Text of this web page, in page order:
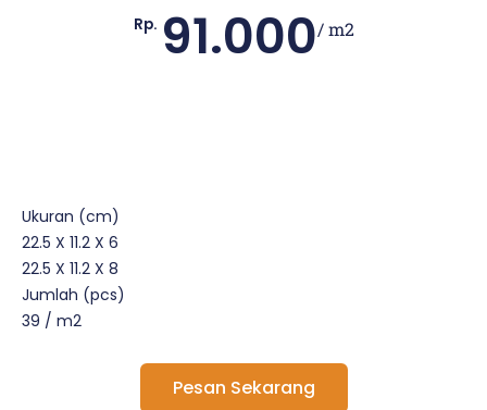
Rp. 91.000/ m2
Ukuran (cm)
22.5 X 11.2 X 6
22.5 X 11.2 X 8
Jumlah (pcs)
39 / m2
Pesan Sekarang